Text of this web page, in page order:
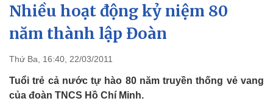
Chính trị
Đảng
Tổ chức nhân sự
Nhận diện sự thật
Xã hội
Tin 24h
Dự báo thời tiết
Việc làm
Nhiều hoạt động kỷ niệm 80
năm thành lập Đoàn
Thứ Ba, 16:40, 22/03/2011
Tuổi trẻ cả nước tự hào 80 năm truyền thống vẻ vang
của đoàn TNCS Hồ Chí Minh.